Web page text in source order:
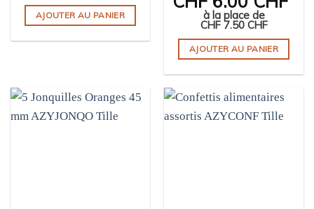
AJOUTER AU PANIER à la place de
CHF7.50 CHF
AJOUTER AU PANIER